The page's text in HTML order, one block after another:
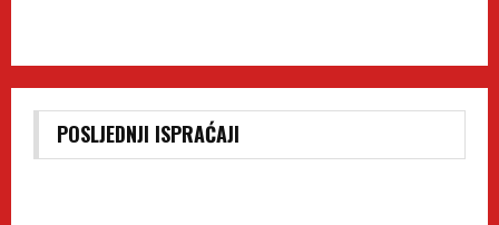
POSLJEDNJI ISPRAĆAJI